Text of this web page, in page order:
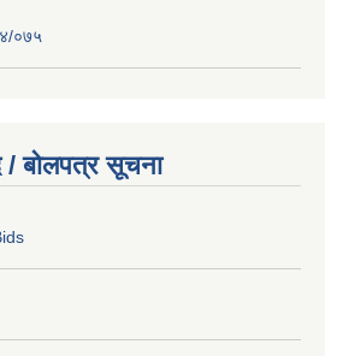
०७५
/ बोलपत्र सूचना